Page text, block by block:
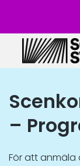
Mötesplats för
–
För att anmäla